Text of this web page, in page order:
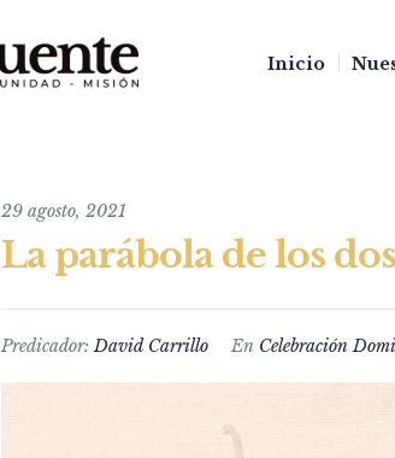
Inicio
29 agosto, 2021
La parábola de los
Predicador:David Carrillo En Celebración